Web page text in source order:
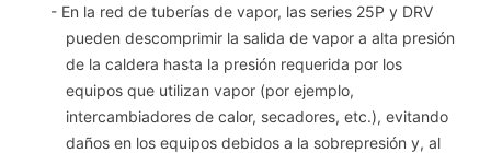
- En la red de tuberías de vapor, las series 25P y DRV
pueden descomprimir la salida de vapor a alta presión
de la caldera hasta la presión requerida por los
equipos que utilizan vapor (por ejemplo,
intercambiadores de calor, secadores, etc.), evitando
daños en los equipos debidos a la sobrepresión y, al